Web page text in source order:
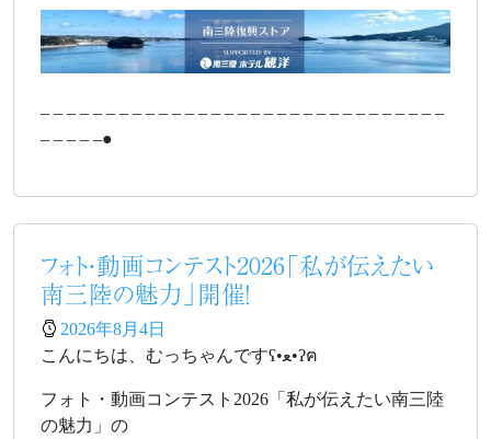
– – – – – – – – – – – – – – – – – – – – – – – – – – – – – – –
– – – – –●
フォト・動画コンテスト2026「私が伝えたい
南三陸の魅力」開催！
2026年8月4日
こんにちは、むっちゃんですʕ•ﻌ•ʔฅ
フォト・動画コンテスト2026「私が伝えたい南三陸
の魅力」の